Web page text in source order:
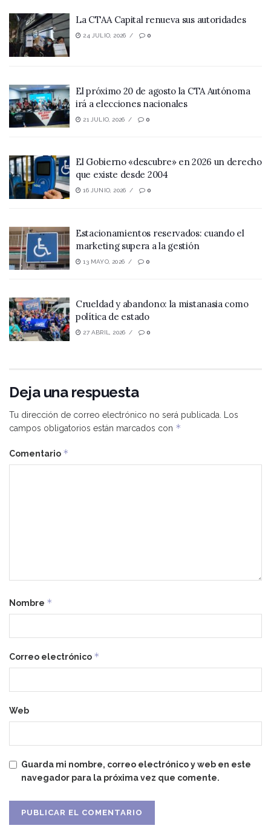
La CTAA Capital renueva sus autoridades
24 JULIO, 2026 0
El próximo 20 de agosto la CTA Autónoma
irá a elecciones nacionales
21 JULIO, 2026 0
El Gobierno «descubre» en 2026 un derecho
que existe desde 2004
16 JUNIO, 2026 0
Estacionamientos reservados: cuando el
marketing supera a la gestión
13 MAYO, 2026 0
Crueldad y abandono: la mistanasia como
política de estado
27 ABRIL, 2026 0
Deja una respuesta
Tu dirección de correo electrónico no será publicada.
Los
campos obligatorios están marcados con *
Comentario *
Nombre *
Correo electrónico *
Web
Guarda mi nombre, correo electrónico y web en este
navegador para la próxima vez que comente.